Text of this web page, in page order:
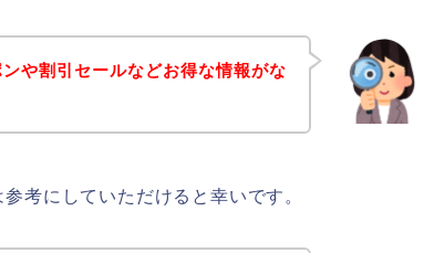
や割引セールなどお得な情報がな
考にしていただけると幸いです。